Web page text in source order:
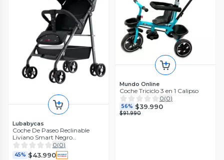
Lubabycas
Coche De Paseo Reclinable
Liviano Smart Negro
LuBabycas
0(0)
45% $43.990
Mundo Online
Coche Triciclo 3 en 1 Calipso
0(0)
56% $39.990
$91.990